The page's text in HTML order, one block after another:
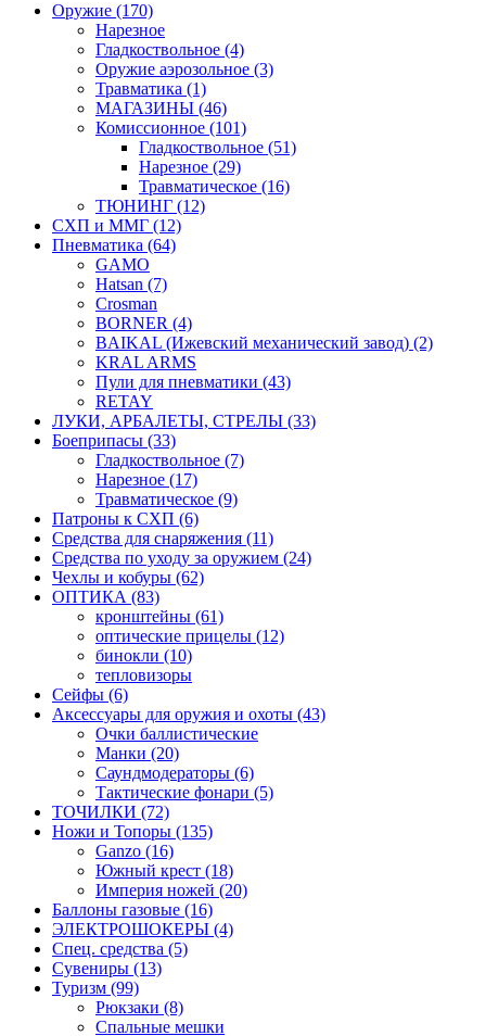
Оружие (170)
Нарезное
Гладкоствольное (4)
Оружие аэрозольное (3)
Травматика (1)
МАГАЗИНЫ (46)
Комиссионное (101)
Гладкоствольное (51)
Нарезное (29)
Травматическое (16)
ТЮНИНГ (12)
СХП и ММГ (12)
Пневматика (64)
GAMO
Hatsan (7)
Crosman
BORNER (4)
BAIKAL (Ижевский механический завод) (2)
KRAL ARMS
Пули для пневматики (43)
RETAY
ЛУКИ, АРБАЛЕТЫ, СТРЕЛЫ (33)
Боеприпасы (33)
Гладкоствольное (7)
Нарезное (17)
Травматическое (9)
Патроны к СХП (6)
Средства для снаряжения (11)
Средства по уходу за оружием (24)
Чехлы и кобуры (62)
ОПТИКА (83)
кронштейны (61)
оптические прицелы (12)
бинокли (10)
тепловизоры
Сейфы (6)
Аксессуары для оружия и охоты (43)
Очки баллистические
Манки (20)
Саундмодераторы (6)
Тактические фонари (5)
ТОЧИЛКИ (72)
Ножи и Топоры (135)
Ganzo (16)
Южный крест (18)
Империя ножей (20)
Баллоны газовые (16)
ЭЛЕКТРОШОКЕРЫ (4)
Спец. средства (5)
Сувениры (13)
Туризм (99)
Рюкзаки (8)
Спальные мешки